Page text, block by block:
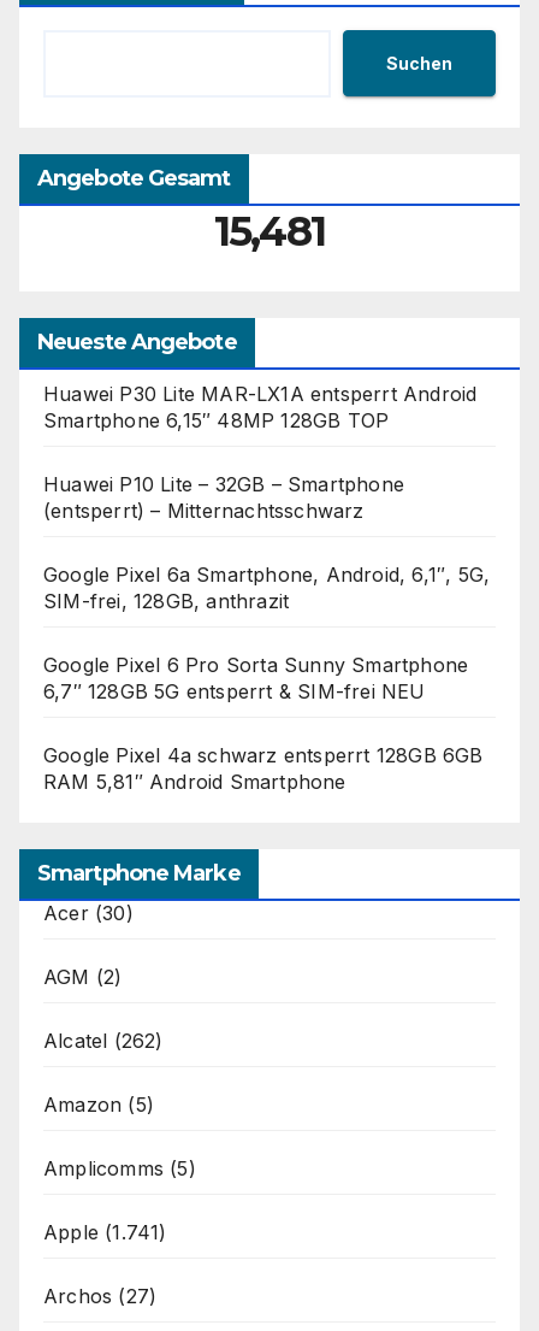
Suchen
Angebote Gesamt
15,481
Neueste Angebote
Huawei P30 Lite MAR-LX1A entsperrt Android
Smartphone 6,15″ 48MP 128GB TOP
Huawei P10 Lite – 32GB – Smartphone
(entsperrt) – Mitternachtsschwarz
Google Pixel 6a Smartphone, Android, 6,1″, 5G,
SIM-frei, 128GB, anthrazit
Google Pixel 6 Pro Sorta Sunny Smartphone
6,7″ 128GB 5G entsperrt & SIM-frei NEU
Google Pixel 4a schwarz entsperrt 128GB 6GB
RAM 5,81″ Android Smartphone
Smartphone Marke
Acer(30)
AGM (2)
Alcatel (262)
Amazon (5)
Amplicomms (5)
Apple (1.741)
Archos (27)